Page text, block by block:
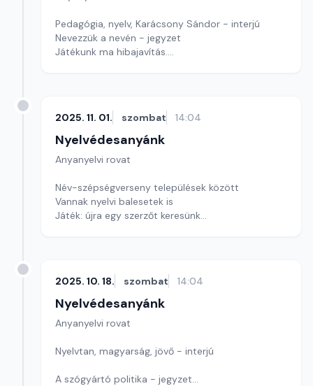
Pedagógia, nyelv, Karácsony Sándor - interjú
Nevezzük a nevén - jegyzet
Játékunk ma hibajavítás.
2025. 11. 01. szombat 14:04
Nyelvédesanyánk
Anyanyelvi rovat
Név-szépségverseny települések között
Vannak nyelvi balesetek is
Játék: újra egy szerzőt keresünk
2025. 10. 18. szombat 14:04
Nyelvédesanyánk
Anyanyelvi rovat
Nyelvtan, magyarság, jövő - interjú
A szógyártó politika - jegyzet